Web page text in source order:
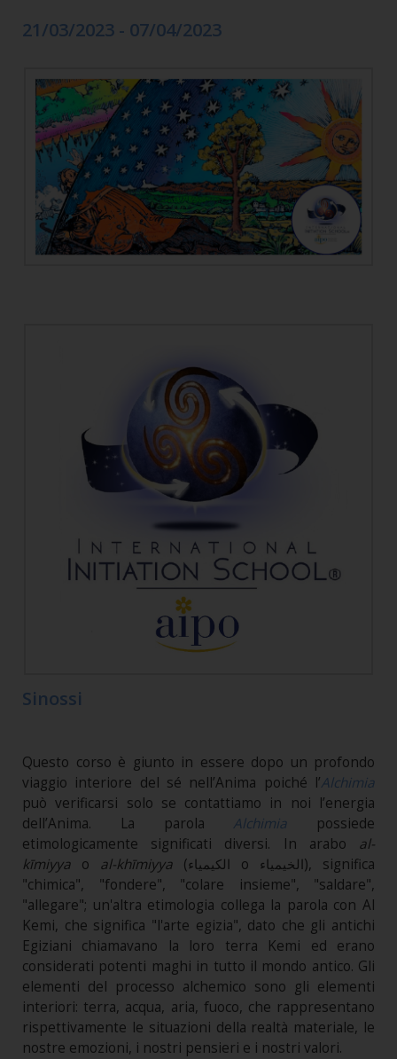
21/03/2023 - 07/04/2023
Sinossi
Questo corso è giunto in essere dopo un profondo
viaggio interiore del sé nell’Anima poiché l’Alchimia
può verificarsi solo se contattiamo in noi l’energia
dell’Anima. La parola Alchimia possiede
etimologicamente significati diversi. In arabo al-
kīmiyya o al-khīmiyya (الكيمياء o الخيمياء), significa
"chimica", "fondere", "colare insieme", "saldare",
"allegare"; un'altra etimologia collega la parola con Al
Kemi, che significa "l'arte egizia", dato che gli antichi
Egiziani chiamavano la loro terra Kemi ed erano
considerati potenti maghi in tutto il mondo antico. Gli
elementi del processo alchemico sono gli elementi
interiori: terra, acqua, aria, fuoco, che rappresentano
rispettivamente le situazioni della realtà materiale, le
nostre emozioni, i nostri pensieri e i nostri valori.